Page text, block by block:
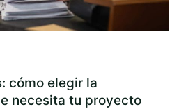
cómo elegir la
necesita tu proyecto